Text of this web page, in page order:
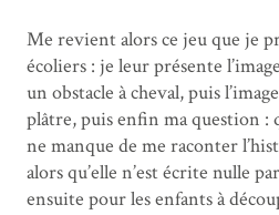
Me revient alors ce jeu que je
écoliers : je leur présente
un obstacle à cheval, puis
plâtre, puis enfin ma question :
ne manque de me raconter
alors qu’elle n’est écrite nulle
ensuite pour les enfants à